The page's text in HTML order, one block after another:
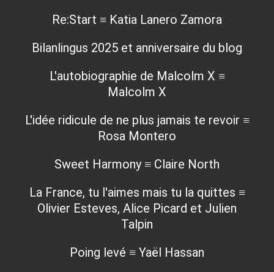
Re:Start ≡ Katia Lanero Zamora
Bilanlingus 2025 et anniversaire du blog
L'autobiographie de Malcolm X ≡
Malcolm X
L'idée ridicule de ne plus jamais te revoir ≡
Rosa Montero
Sweet Harmony ≡ Claire North
La France, tu l'aimes mais tu la quittes ≡
Olivier Esteves, Alice Picard et Julien
Talpin
Poing levé ≡ Yaël Hassan